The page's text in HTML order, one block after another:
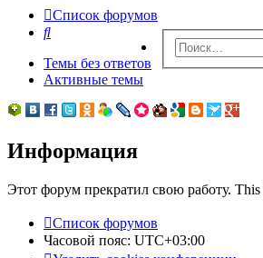
Список форумов
Поиск
Темы без ответов
Активные темы
Информация
Этот форум прекратил свою работу. This
Список форумов
Часовой пояс: UTC+03:00